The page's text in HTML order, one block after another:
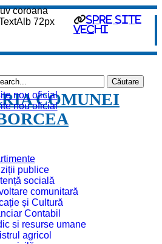
spre site
vechi
COMUNEI
publice
socială
comunitară
și Cultură
Contabil
si resurse umane
agricol